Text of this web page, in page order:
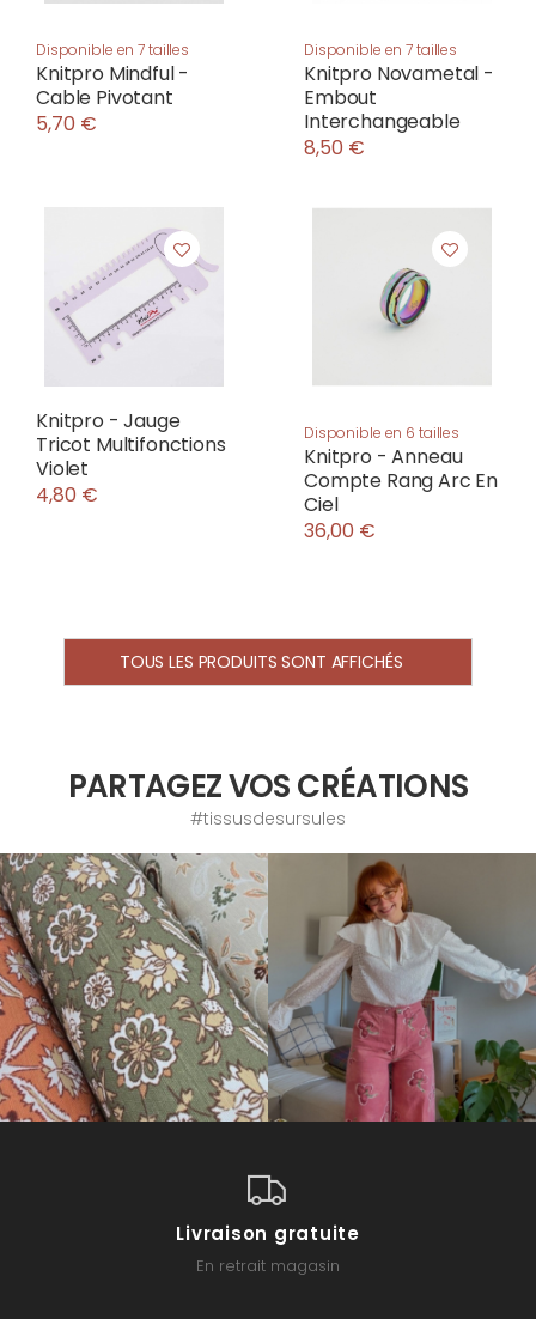
Disponible en 7 tailles
Knitpro Mindful -
Cable Pivotant
5,70 €
Disponible en 7 tailles
Knitpro Novametal -
Embout
Interchangeable
8,50 €
Knitpro - Jauge
Tricot Multifonctions
Violet
4,80 €
Disponible en 6 tailles
Knitpro - Anneau
Compte Rang Arc En
Ciel
36,00 €
TOUS LES PRODUITS SONT AFFICHÉS
PARTAGEZ VOS CRÉATIONS
#tissusdesursules
Livraison gratuite
En retrait magasin